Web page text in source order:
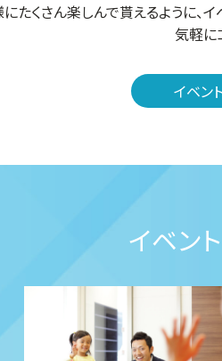
たくさん楽しんで貰えるように、
気軽に
イベン
イベン